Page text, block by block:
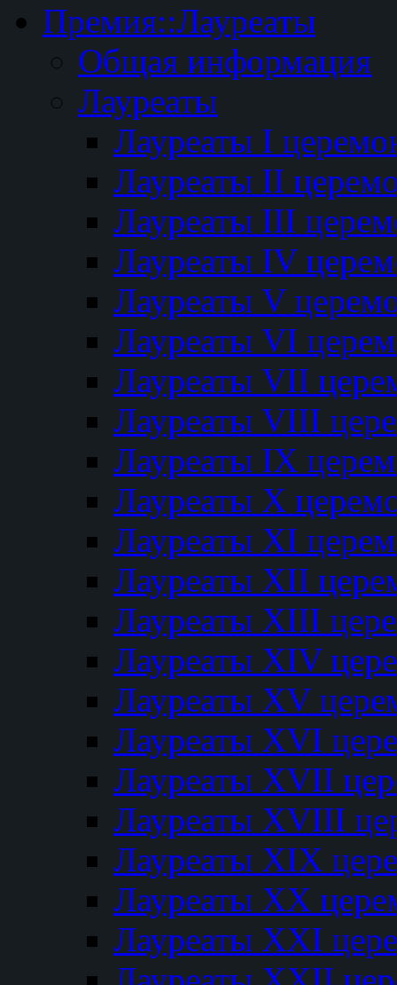
Премия::Лауреаты
Общая информация
Лауреаты
Лауреаты I
Лауреаты II
Лауреаты III
Лауреаты IV
Лауреаты V
Лауреаты VI
Лауреаты VII
Лауреаты VIII
Лауреаты IX
Лауреаты Х
Лауреаты XI
Лауреаты XII
Лауреаты XIII
Лауреаты XIV
Лауреаты XV
Лауреаты XVI
Лауреаты XVII
Лауреаты XVIII
Лауреаты XIX
Лауреаты XX
Лауреаты XXI